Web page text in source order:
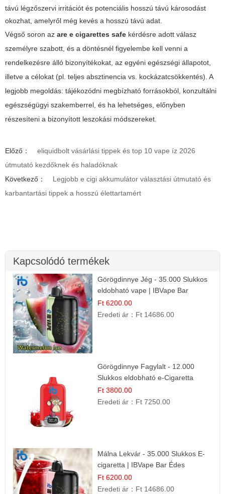
távú légzőszervi irritációt és potenciális hosszú távú károsodást
okozhat, amelyről még kevés a hosszú távú adat.
Végső soron az are e cigarettes safe kérdésre adott válasz
személyre szabott, és a döntésnél figyelembe kell venni a
rendelkezésre álló bizonyítékokat, az egyéni egészségi állapotot,
illetve a célokat (pl. teljes absztinencia vs. kockázatcsökkentés). A
legjobb megoldás: tájékozódni megbízható forrásokból, konzultálni
egészségügyi szakemberrel, és ha lehetséges, előnyben
részesíteni a bizonyított leszokási módszereket.
Előző：
eliquidbolt vásárlási tippek és top 10 vape íz 2026
útmutató kezdőknek és haladóknak
Következő：
Legjobb e cigi akkumulátor választási útmutató és
karbantartási tippek a hosszú élettartamért
Kapcsolódó termékek
Görögdinnye Jég - 35.000 Slukkos
eldobható vape | IBVape Bar
Frissítő Nyári Íz
Ft 6200.00
Eredeti ár： Ft 14686.00
Görögdinnye Fagylalt - 12.000
Slukkos eldobható e-Cigaretta
Ft 3800.00
Eredeti ár： Ft 7250.00
Málna Lekvár - 35.000 Slukkos E-
cigaretta | IBVape Bar Édes
Gyümölcs Íz
Ft 6200.00
Eredeti ár： Ft 14686.00